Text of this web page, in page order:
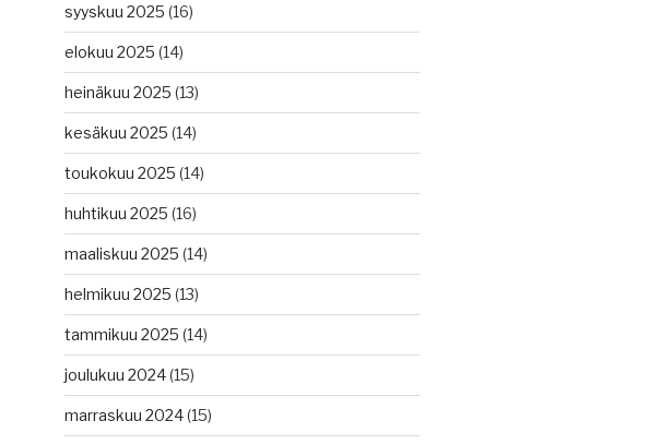
syyskuu 2025 (16)
elokuu 2025 (14)
heinäkuu 2025 (13)
kesäkuu 2025 (14)
toukokuu 2025 (14)
huhtikuu 2025 (16)
maaliskuu 2025 (14)
helmikuu 2025 (13)
tammikuu 2025 (14)
joulukuu 2024(15)
marraskuu 2024(15)